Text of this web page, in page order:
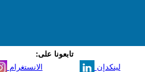
تابعونا على:
الانستغرام لينكدإن